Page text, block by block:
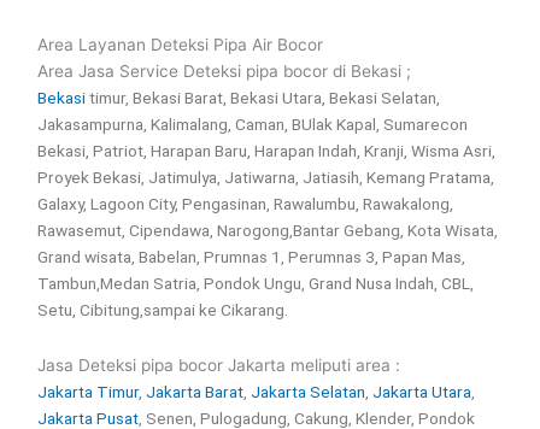
Area Layanan Deteksi Pipa Air Bocor
Area Jasa Service Deteksi pipa bocor di Bekasi ;
Bekasitimur, Bekasi Barat, Bekasi Utara, Bekasi Selatan,
Jakasampurna, Kalimalang, Caman, BUlak Kapal, Sumarecon
Bekasi, Patriot, Harapan Baru, Harapan Indah, Kranji, Wisma Asri,
Proyek Bekasi, Jatimulya, Jatiwarna, Jatiasih, Kemang Pratama,
Galaxy, Lagoon City, Pengasinan, Rawalumbu, Rawakalong,
Rawasemut, Cipendawa, Narogong,Bantar Gebang, Kota Wisata,
Grand wisata, Babelan, Prumnas 1, Perumnas 3, Papan Mas,
Tambun,Medan Satria, Pondok Ungu, Grand Nusa Indah, CBL,
Setu, Cibitung,sampai ke Cikarang.
Jasa Deteksi pipa bocor Jakarta meliputi area :
Jakarta Timur, Jakarta Barat Jakarta Selatan Jakarta Utara
Jakarta Pusat , Senen, Pulogadung, Cakung, Klender, Pondok